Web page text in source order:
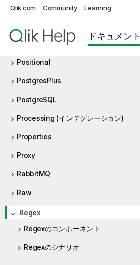
Qlik.com Community Learning
ドキュメント
Parquet
POP
Positional
PostgresPlus
PostgreSQL
Processing (インテグレーション)
Properties
Proxy
RabbitMQ
Raw
Regex
Regexのコンポーネント
Regexのシナリオ